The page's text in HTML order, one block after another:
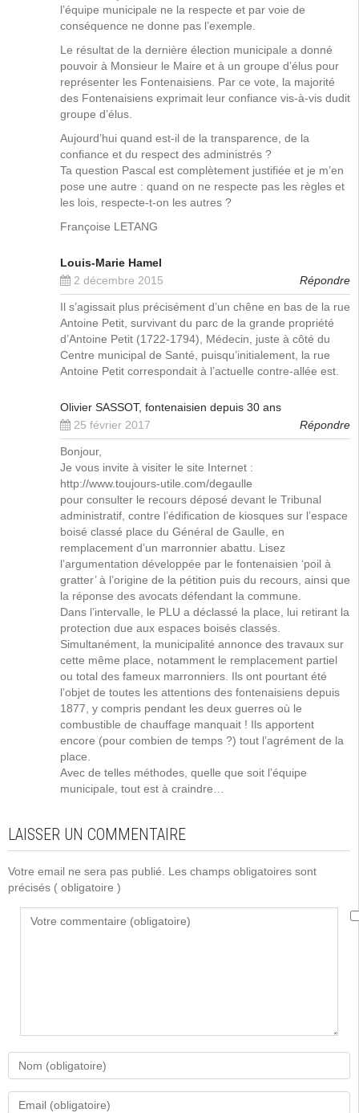
l’équipe municipale ne la respecte et par voie de
conséquence ne donne pas l’exemple.
Le résultat de la dernière élection municipale a donné
pouvoir à Monsieur le Maire et à un groupe d’élus pour
représenter les Fontenaisiens. Par ce vote, la majorité
des Fontenaisiens exprimait leur confiance vis-à-vis dudit
groupe d’élus.
Aujourd’hui quand est-il de la transparence, de la
confiance et du respect des administrés ?
Ta question Pascal est complètement justifiée et je m’en
pose une autre : quand on ne respecte pas les règles et
les lois, respecte-t-on les autres ?
Françoise LETANG
Louis-Marie Hamel
2 décembre 2015
Répondre
Il s’agissait plus précisément d’un chêne en bas de la rue
Antoine Petit, survivant du parc de la grande propriété
d’Antoine Petit (1722-1794), Médecin, juste à côté du
Centre municipal de Santé, puisqu’initialement, la rue
Antoine Petit correspondait à l’actuelle contre-allée est.
Olivier SASSOT, fontenaisien depuis 30 ans
25 février 2017
Répondre
Bonjour,
Je vous invite à visiter le site Internet :
http://www.toujours-utile.com/degaulle
pour consulter le recours déposé devant le Tribunal
administratif, contre l’édification de kiosques sur l’espace
boisé classé place du Général de Gaulle, en
remplacement d’un marronnier abattu. Lisez
l’argumentation développée par le fontenaisien ‘poil à
gratter’ à l’origine de la pétition puis du recours, ainsi que
la réponse des avocats défendant la commune.
Dans l’intervalle, le PLU a déclassé la place, lui retirant la
protection due aux espaces boisés classés.
Simultanément, la municipalité annonce des travaux sur
cette même place, notamment le remplacement partiel
ou total des fameux marronniers. Ils ont pourtant été
l’objet de toutes les attentions des fontenaisiens depuis
1877, y compris pendant les deux guerres où le
combustible de chauffage manquait ! Ils apportent
encore (pour combien de temps ?) tout l’agrément de la
place.
Avec de telles méthodes, quelle que soit l’équipe
municipale, tout est à craindre…
LAISSER UN COMMENTAIRE
Votre email ne sera pas publié. Les champs obligatoires sont
précisés ( obligatoire )